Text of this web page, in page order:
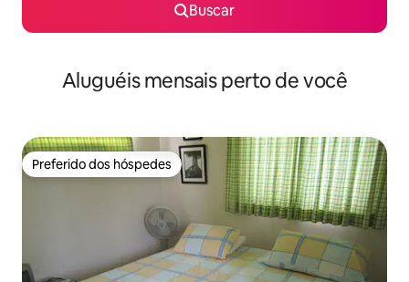
Buscar
Aluguéis mensais perto de você
Preferido dos hóspedes
Preferido dos hóspedes